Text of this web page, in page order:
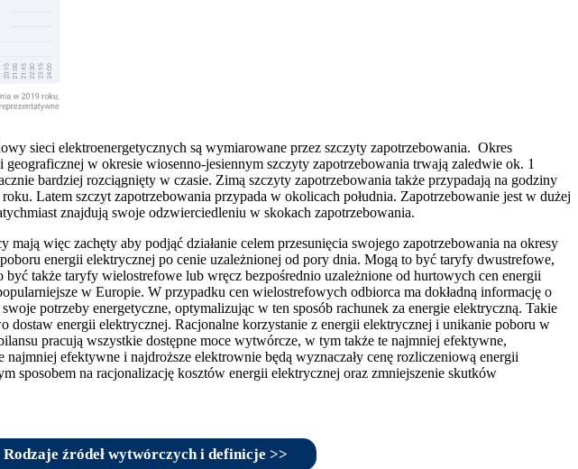
sieci elektroenergetycznych są wymiarowane przez szczyty zapotrzebowania. Okres
w okresie wiosenno-jesiennym szczyty zapotrzebowania trwają zaledwie ok. 1
bardziej rozciągnięty w czasie. Zimą szczyty zapotrzebowania także przypadają na godziny
Latem szczyt zapotrzebowania przypada w okolicach południa. Zapotrzebowanie jest w dużej
znajdują swoje odzwierciedleniu w skokach zapotrzebowania.
więc zachęty aby podjąć działanie celem przesunięcia swojego zapotrzebowania na okresy
energii elektrycznej po cenie uzależnionej od pory dnia. Mogą to być taryfy dwustrefowe,
także taryfy wielostrefowe lub wręcz bezpośrednio uzależnione od hurtowych cen energii
w Europie. W przypadku cen wielostrefowych odbiorca ma dokładną informację o
potrzeby energetyczne, optymalizując w ten sposób rachunek za energie elektryczną. Takie
dostaw energii elektrycznej. Racjonalne korzystanie z energii elektrycznej i unikanie poboru w
pracują wszystkie dostępne moce wytwórcze, w tym także te najmniej efektywne,
efektywne i najdroższe elektrownie będą wyznaczały cenę rozliczeniową energii
sposobem na racjonalizację kosztów energii elektrycznej oraz zmniejszenie skutków
Rodzaje źródeł wytwórczych i definicje >>